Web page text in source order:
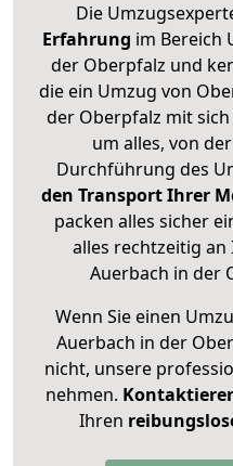
Die
Erfahrung im Bereich
der Oberpfalz und
die ein Umzug von
der Oberpfalz mit
um alles, von
Durchführung des
den Transport Ihrer
packen alles sicher
alles rechtzeitig
Auerbach in der
Wenn Sie einen
Auerbach in der
nicht, unsere
nehmen.
Ihren